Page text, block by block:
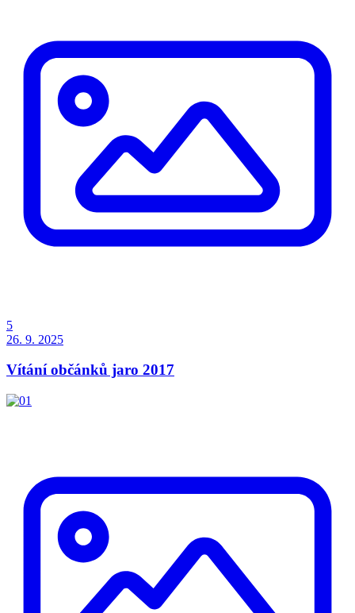
5
26. 9. 2025
Vítání občánků jaro 2017